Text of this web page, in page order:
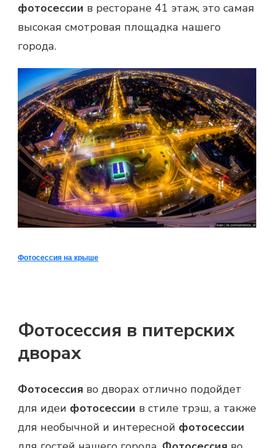
фотосессии в ресторане 41 этаж, это самая
высокая смотровая площадка нашего
города.
Фотосессия на крыше
Фотосессия в питерских
дворах
Фотосессия во дворах отлично подойдет
для идеи фотосессии в стиле трэш, а также
для необычной и интересной фотосессии